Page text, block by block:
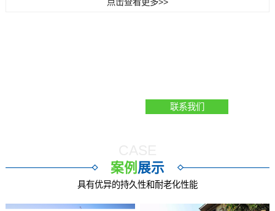
联系我们
案例 展示
具有优异的持久性和耐老化性能